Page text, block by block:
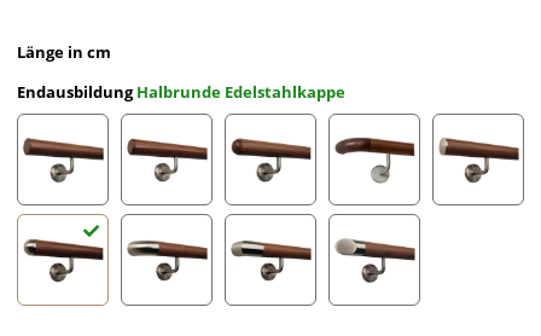
Länge in cm
EndausbildungHalbrunde Edelstahlkappe
gefast Radius gefrästHalbkugel gefrästHolzkrümmling